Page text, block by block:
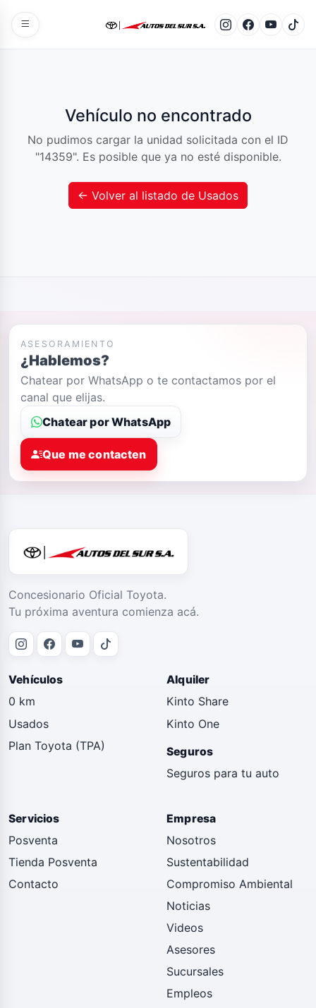
Vehículo no encontrado
No pudimos cargar la unidad solicitada con el ID
"14359". Es posible que ya no esté disponible.
← Volver al listado de Usados
ASESORAMIENTO
¿Hablemos?
Chatear por WhatsApp o te contactamos por el
canal que elijas.
Chatear por WhatsApp
Que me contacten
Concesionario Oficial Toyota.
Tu próxima aventura comienza acá.
Vehículos
0 km
Usados
Plan Toyota (TPA)
Alquiler
Kinto Share
Kinto One
Seguros
Seguros para tu auto
Servicios
Posventa
Tienda Posventa
Contacto
Empresa
Nosotros
Sustentabilidad
Compromiso Ambiental
Noticias
Videos
Asesores
Sucursales
Empleos